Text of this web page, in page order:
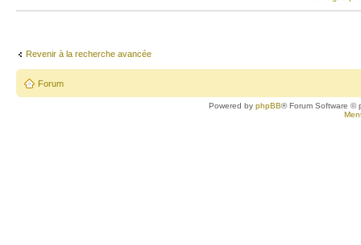
Revenir à la recherche avancée
Forum
Powered byphpBB® Forum Software ©